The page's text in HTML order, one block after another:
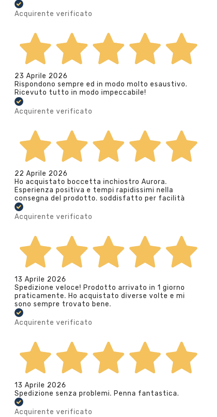
Acquirente verificato
23 Aprile 2026
Rispondono sempre ed in modo molto esaustivo.
Ricevuto tutto in modo impeccabile!
Acquirente verificato
22 Aprile 2026
Ho acquistato boccetta inchiostro Aurora.
Esperienza positiva e tempi rapidissimi nella
consegna del prodotto. soddisfatto per facilità
Acquirente verificato
13 Aprile 2026
Spedizione veloce! Prodotto arrivato in 1 giorno
praticamente. Ho acquistato diverse volte e mi
sono sempre trovato bene.
Acquirente verificato
13 Aprile 2026
Spedizione senza problemi. Penna fantastica.
Acquirente verificato